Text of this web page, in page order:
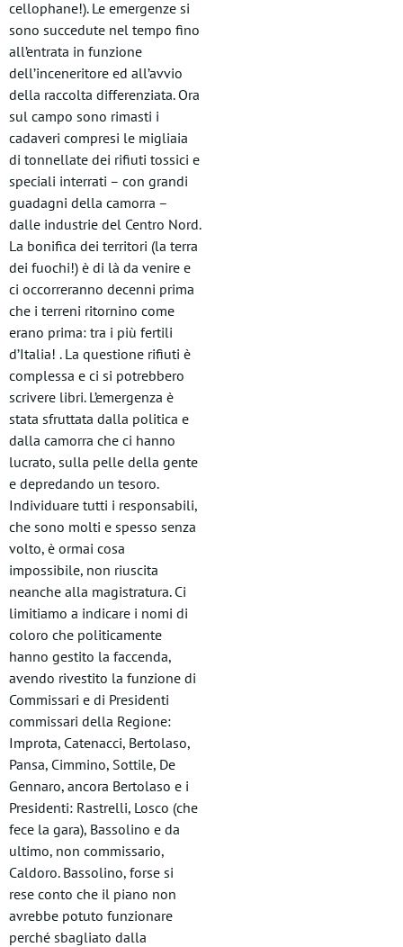
cellophane!). Le emergenze si
sono succedute nel tempo fino
all’entrata in funzione
dell’inceneritore ed all’avvio
della raccolta differenziata. Ora
sul campo sono rimasti i
cadaveri compresi le migliaia
di tonnellate dei rifiuti tossici e
speciali interrati – con grandi
guadagni della camorra –
dalle industrie del Centro Nord.
La bonifica dei territori (la terra
dei fuochi!) è di là da venire e
ci occorreranno decenni prima
che i terreni ritornino come
erano prima: tra i più fertili
d’Italia! . La questione rifiuti è
complessa e ci si potrebbero
scrivere libri. L’emergenza è
stata sfruttata dalla politica e
dalla camorra che ci hanno
lucrato, sulla pelle della gente
e depredando un tesoro.
Individuare tutti i responsabili,
che sono molti e spesso senza
volto, è ormai cosa
impossibile, non riuscita
neanche alla magistratura. Ci
limitiamo a indicare i nomi di
coloro che politicamente
hanno gestito la faccenda,
avendo rivestito la funzione di
Commissari e di Presidenti
commissari della Regione:
Improta, Catenacci, Bertolaso,
Pansa, Cimmino, Sottile, De
Gennaro, ancora Bertolaso e i
Presidenti: Rastrelli, Losco (che
fece la gara), Bassolino e da
ultimo, non commissario,
Caldoro. Bassolino, forse si
rese conto che il piano non
avrebbe potuto funzionare
perché sbagliato dalla